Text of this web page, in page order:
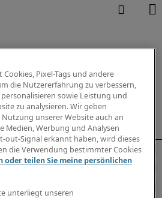
Pixel-Tags und andere
die Nutzererfahrung zu verbessern,
sowie Leistung und
zu analysieren. Wir geben
unserer Website auch an
Medien, Werbung und Analysen
out-Signal erkannt haben, wird dieses
die Verwendung bestimmter Cookies
oder teilen Sie meine persönlichen
unterliegt unseren